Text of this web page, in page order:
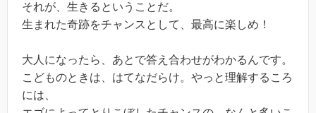
それが、生きるということだ。
生まれた奇跡をチャンスとして、最高に楽しめ！
大人になったら、あとで答え合わせがわかるんです。
こどものときは、はてなだらけ。やっと理解するころ
には、